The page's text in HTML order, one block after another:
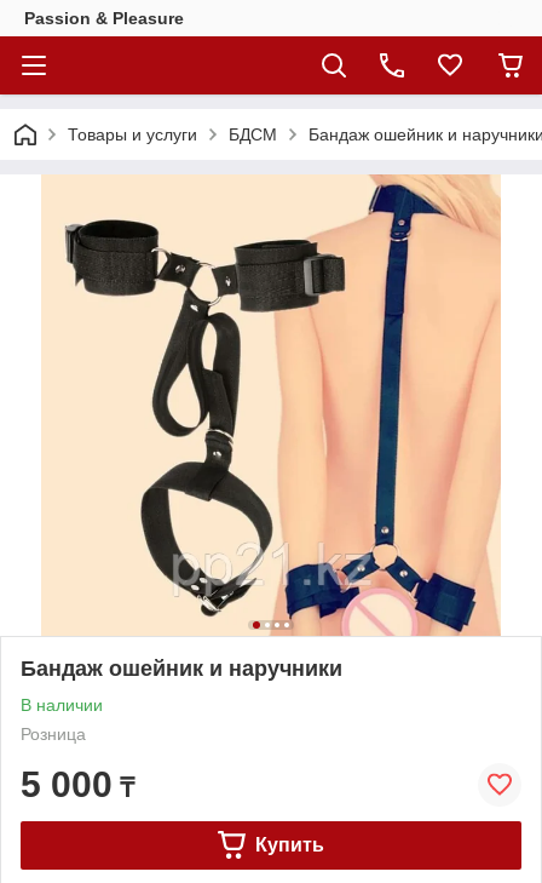
Passion & Pleasure
Товары и услуги БДСМ Бандаж ошейник и
Бандаж ошейник и наручники
В наличии
Розница
5 000 ₸
Купить